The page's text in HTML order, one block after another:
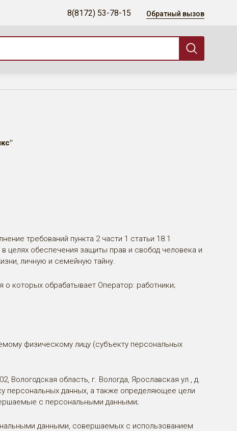
8(8172) 53-78-15 Обратный вызов
требований пункта 2 части 1 статьи 18.1
целях обеспечения защиты прав и свобод человека и
личную и семейную тайну.
которых обрабатывает Оператор: работники;
физическому лицу (субъекту персональных
Вологодская область, г. Вологда, Ярославская ул., д.
персональных данных, а также определяющее цели
с персональными данными;
данными, совершаемых с использованием